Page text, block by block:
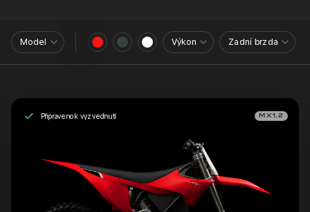
Model Výkon Zadní brzda
Připraveno k vyzvednutí MX1.2